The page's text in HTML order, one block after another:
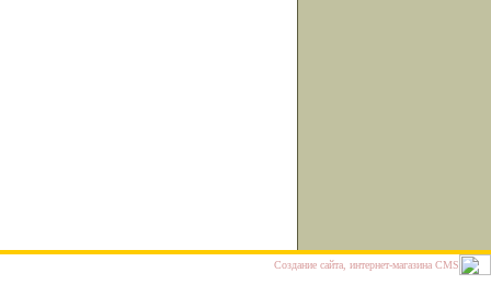
Cоздание сайта, интернет-магазина CMS